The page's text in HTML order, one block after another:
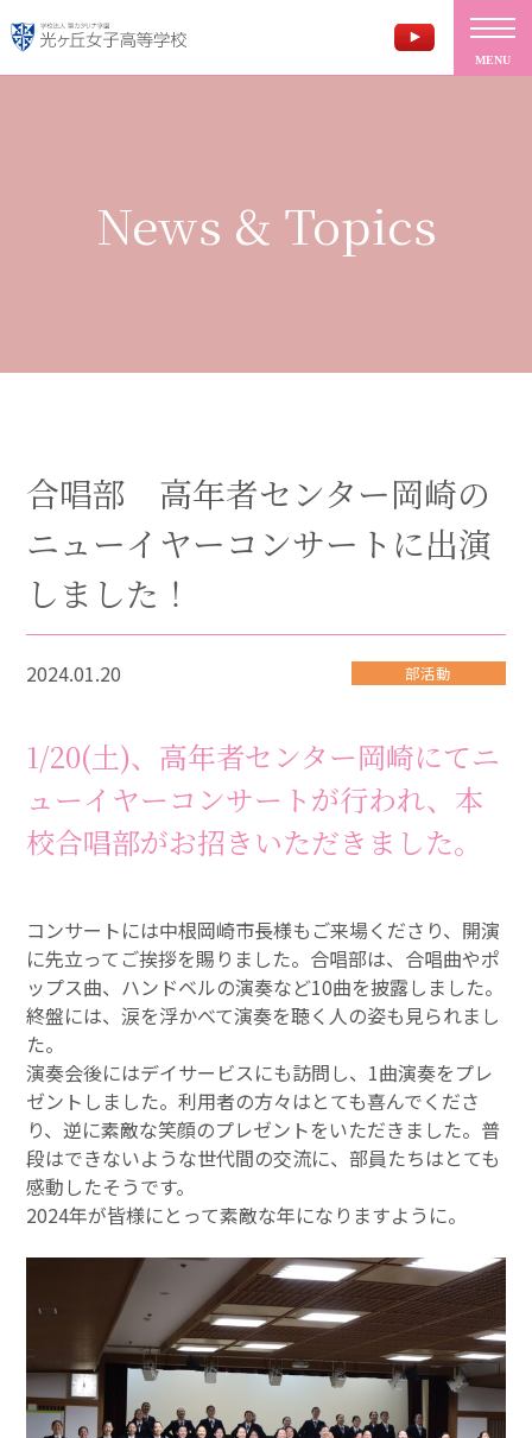
MENU
News & Topics
合唱部 高年者センター岡崎の
ニューイヤーコンサートに出演
しました！
2024.01.20 部活動
1/20(土)、高年者センター岡崎にてニ
ューイヤーコンサートが行われ、本
校合唱部がお招きいただきました。
コンサートには中根岡崎市長様もご来場くださり、開演
に先立ってご挨拶を賜りました。合唱部は、合唱曲やポ
ップス曲、ハンドベルの演奏など10曲を披露しました。
終盤には、涙を浮かべて演奏を聴く人の姿も見られまし
た。
演奏会後にはデイサービスにも訪問し、1曲演奏をプレ
ゼントしました。利用者の方々はとても喜んでくださ
り、逆に素敵な笑顔のプレゼントをいただきました。普
段はできないような世代間の交流に、部員たちはとても
感動したそうです。
2024年が皆様にとって素敵な年になりますように。